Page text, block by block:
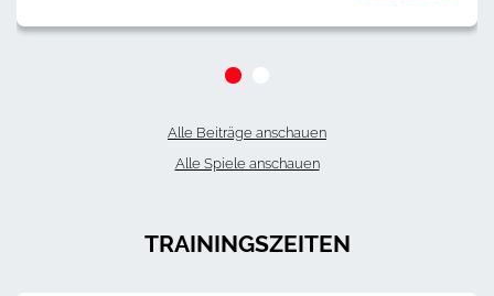
Alle Beiträge anschauen
Alle Spiele anschauen
TRAININGSZEITEN